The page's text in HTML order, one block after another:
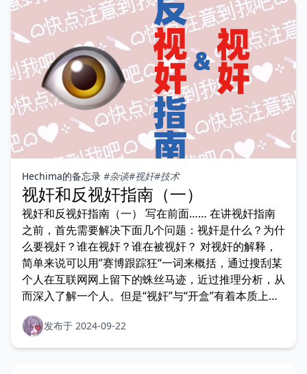
Hechima的备忘录 #杂谈#视奸#技术
视奸和反视奸指南（一）
视奸和反视奸指南（一） 写在前面…… 在讲视奸指南
之前，首先需要解决下面几个问题：视奸是什么？为什
么要视奸？谁在视奸？谁在被视奸？ 对视奸的解释，
简单来说可以用”赛博跟踪狂“一词来概括，通过搜刮某
个人在互联网网上留下的蛛丝马迹，近过推理分析，从
而深入了解一个人。但是“视奸”与“开盒”有着本质上的
不同
发布于 2024-09-22